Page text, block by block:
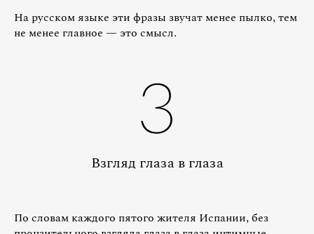
На русском языке эти фразы звучат менее пылко, тем
не менее главное — это смысл.
3
Взгляд глаза в глаза
По словам каждого пятого жителя Испании, без